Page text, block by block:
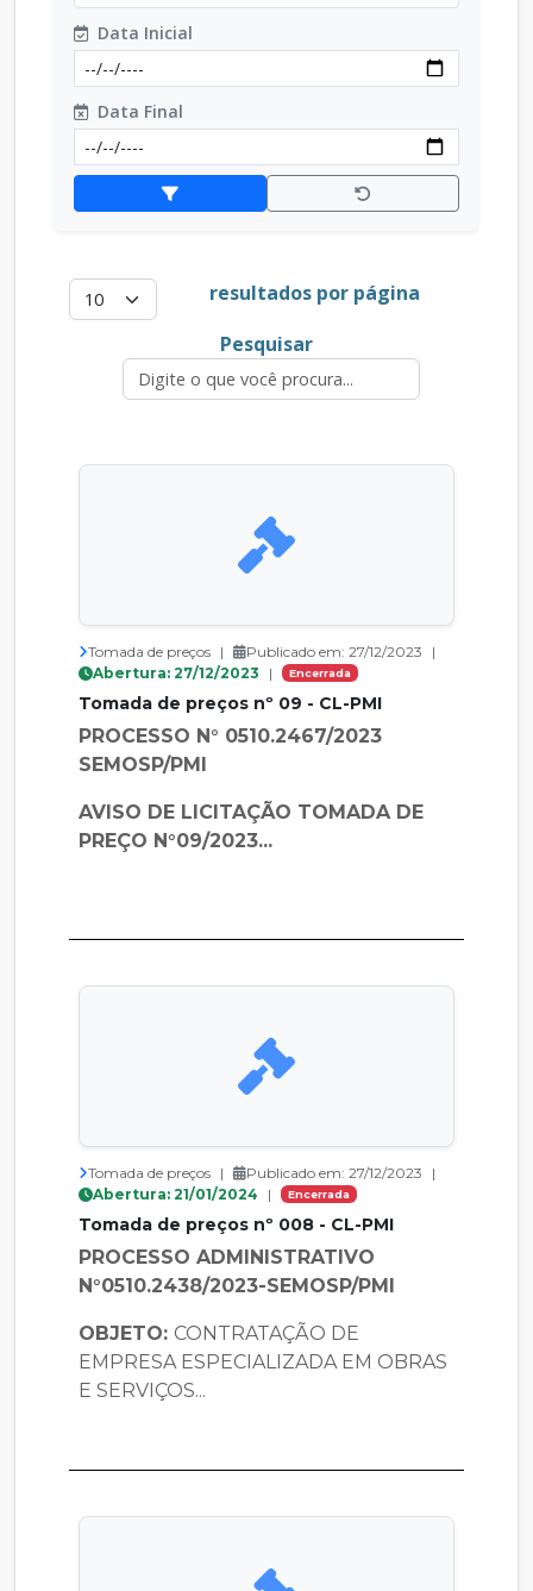
Data Inicial
Data Final
resultados por página
Pesquisar
Tomada de preços | Publicado em: 27/12/2023
|
Abertura: 27/12/2023
| Encerrada
Tomada de preços nº 09 - CL-PMI
PROCESSO N° 0510.2467/2023
SEMOSP/PMI
AVISO DE LICITAÇÃO TOMADA DE
PREÇO N°09/2023...
Tomada de preços | Publicado em: 27/12/2023
|
Abertura: 21/01/2024
| Encerrada
Tomada de preços nº 008 - CL-PMI
PROCESSO ADMINISTRATIVO
N°0510.2438/2023-SEMOSP/PMI
OBJETO: CONTRATAÇÃO DE
EMPRESA ESPECIALIZADA EM OBRAS
E SERVIÇOS...